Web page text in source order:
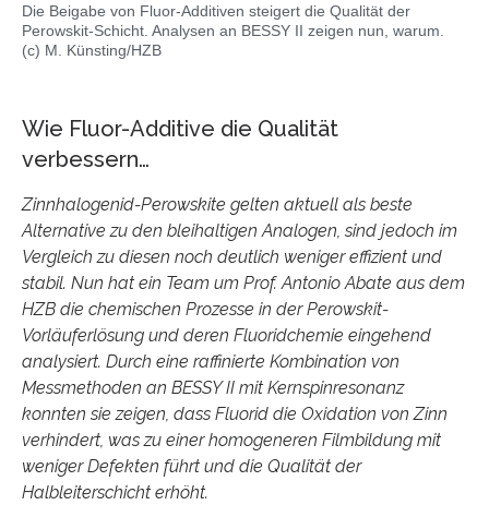
Die Beigabe von Fluor-Additiven steigert die Qualität der
Perowskit-Schicht. Analysen an BESSY II zeigen nun, warum.
(c) M. Künsting/HZB
Wie Fluor-Additive die Qualität
verbessern…
Zinnhalogenid-Perowskite gelten aktuell als beste
Alternative zu den bleihaltigen Analogen, sind jedoch im
Vergleich zu diesen noch deutlich weniger effizient und
stabil. Nun hat ein Team um Prof. Antonio Abate aus dem
HZB die chemischen Prozesse in der Perowskit-
Vorläuferlösung und deren Fluoridchemie eingehend
analysiert. Durch eine raffinierte Kombination von
Messmethoden an BESSY II mit Kernspinresonanz
konnten sie zeigen, dass Fluorid die Oxidation von Zinn
verhindert, was zu einer homogeneren Filmbildung mit
weniger Defekten führt und die Qualität der
Halbleiterschicht erhöht.